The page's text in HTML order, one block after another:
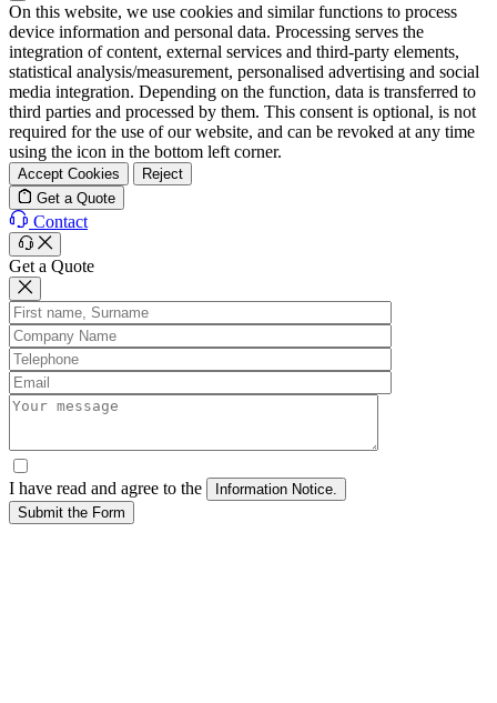
On this website, we use cookies and similar functions to process
device information and personal data. Processing serves the
integration of content, external services and third-party elements,
statistical analysis/measurement, personalised advertising and social
media integration. Depending on the function, data is transferred to
third parties and processed by them. This consent is optional, is not
required for the use of our website, and can be revoked at any time
using the icon in the bottom left corner.
Accept Cookies
Reject
Get a Quote
Contact
Get a Quote
I have read and agree to the
Submit the Form